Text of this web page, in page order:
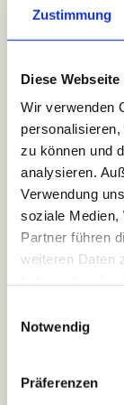
Zustimmung
Diese
Wir verwenden
zu können und
analysieren.
Verwendung
soziale Medien,
Partner führen
weiteren Daten
Notwendig
Präferenzen
Ja, ich
(2.x /